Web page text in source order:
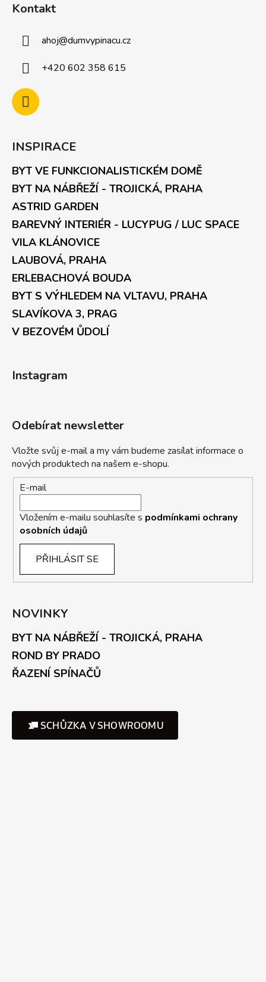
Kontakt
ahoj@dumvypinacu.cz
+420 602 358 615
INSPIRACE
BYT VE FUNKCIONALISTICKÉM DOMĚ
BYT NA NÁBŘEŽÍ - TROJICKÁ, PRAHA
ASTRID GARDEN
BAREVNÝ INTERIÉR - LUCYPUG / LUC SPACE
VILA KLÁNOVICE
LAUBOVÁ, PRAHA
ERLEBACHOVÁ BOUDA
BYT S VÝHLEDEM NA VLTAVU, PRAHA
SLAVÍKOVA 3, PRAG
V BEZOVÉM ŮDOLÍ
Instagram
Odebírat newsletter
Vložte svůj e-mail a my vám budeme zasílat informace o
nových produktech na našem e-shopu.
E-mail
Vložením e-mailu souhlasíte s podmínkami ochrany
osobních údajů
PŘIHLÁSIT SE
NOVINKY
BYT NA NÁBŘEŽÍ - TROJICKÁ, PRAHA
ROND BY PRADO
ŘAZENÍ SPÍNAČŮ
SCHŮZKA V SHOWROOMU